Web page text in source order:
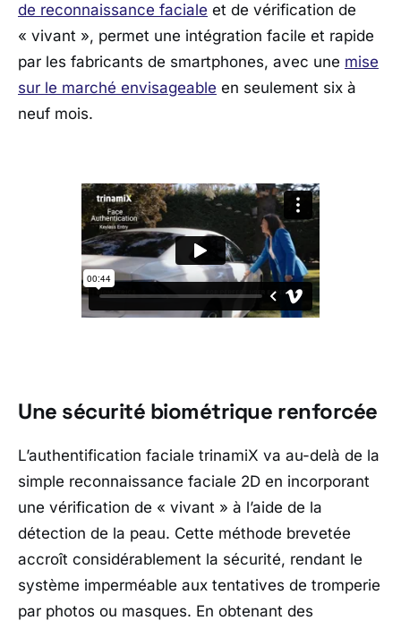
de reconnaissance faciale et de vérification de
« vivant », permet une intégration facile et rapide
par les fabricants de smartphones, avec une mise
sur le marché envisageable en seulement six à
neuf mois.
Une sécurité biométrique renforcée
L’authentification faciale trinamiX va au-delà de la
simple reconnaissance faciale 2D en incorporant
une vérification de « vivant » à l’aide de la
détection de la peau. Cette méthode brevetée
accroît considérablement la sécurité, rendant le
système imperméable aux tentatives de tromperie
par photos ou masques. En obtenant des